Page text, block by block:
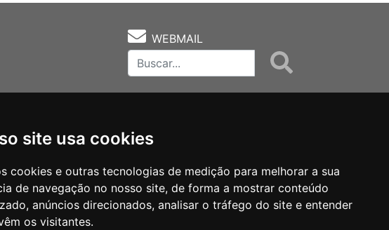
site usa cookies
cookies e outras tecnologias de medição para melhorar a sua
de navegação no nosso site, de forma a mostrar conteúdo
anúncios direcionados, analisar o tráfego do site e entender
os visitantes.
WEBMAIL
Notícias Notas Técnicas Fale Conocsco